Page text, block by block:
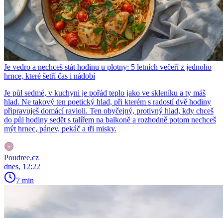
Je vedro a nechceš stát hodinu u plotny: 5 letních večeří z jednoho
hrnce, které šetří čas i nádobí
Je půl sedmé, v kuchyni je pořád teplo jako ve skleníku a ty máš
hlad. Ne takový ten poetický hlad, při kterém s radostí dvě hodiny
připravuješ domácí ravioli. Ten obyčejný, protivný hlad, kdy chceš
do půl hodiny sedět s talířem na balkoně a rozhodně potom nechceš
mýt hrnec, pánev, pekáč a tři misky.
Poudree.cz
dnes, 12:22
7 min